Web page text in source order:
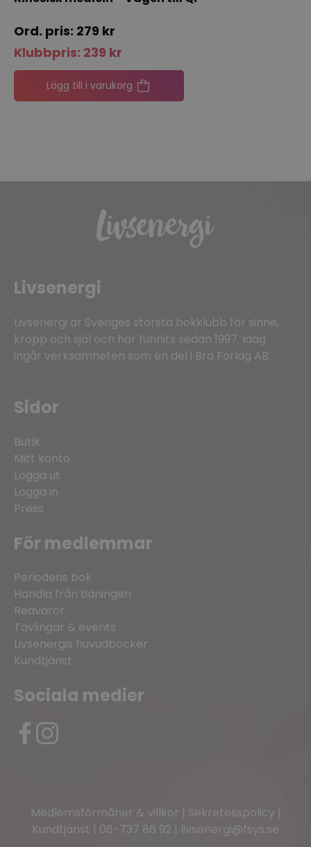
279 kr
Klubbpris: 239 kr
Lägg till i varukorg
Livsenergi
Livsenergi är Sveriges största bokklubb för sinne,
kropp och själ och har funnits sedan 1997. Idag
ingår verksamheten som en del i Bra Förlag AB.
Sidor
Butik
Mitt konto
Logga ut
Logga in
Press
För medlemmar
Periodens bok
Handla från tidningen
Reavaror
Tävlingar & events
Livsenergis huvudböcker
Kundtjänst
Sociala medier
Medlemsförmåner & villkor | Sekretesspolicy |
Kundtjänst | 08-737 86 92 | livsenergi@fsys.se